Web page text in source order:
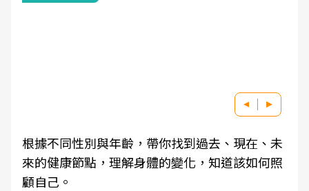
根據不同性別與年齡，帶你找到過去、現在、未
來的健康節點，理解身體的變化，知道該如何照
顧自己。